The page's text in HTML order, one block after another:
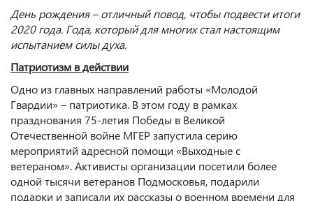
День рождения – отличный повод, чтобы подвести итоги
2020 года. Года, который для многих стал настоящим
испытанием силы духа.
Патриотизм в действии
Одно из главных направлений работы «Молодой
Гвардии» – патриотика. В этом году в рамках
празднования 75-летия Победы в Великой
Отечественной войне МГЕР запустила серию
мероприятий адресной помощи «Выходные с
ветераном». Активисты организации посетили более
одной тысячи ветеранов Подмосковья, подарили
подарки и записали их рассказы о военном времени для